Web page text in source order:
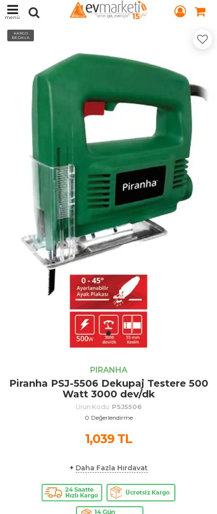
menü
KARGO
BEDAVA
PIRANHA
Piranha PSJ-5506 Dekupaj Testere 500
Watt 3000 dev/dk
Ürün Kodu: PSJ5506
0 Değerlendirme
1,039TL
+ Daha Fazla Hırdavat